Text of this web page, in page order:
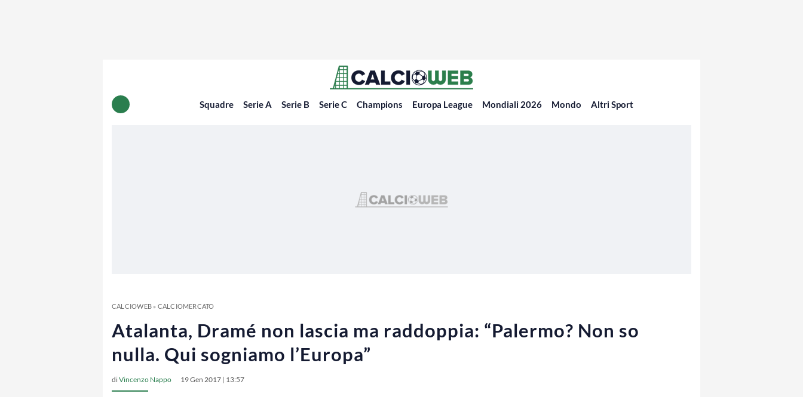
Squadre Serie A Serie B Serie C Champions Europa League Mondiali 2026 Mondo Altri Sport
CALCIOWEB» CALCIOMERCATO
Atalanta, Dramé non lascia ma raddoppia: “Palermo? Non so
nulla. Qui sogniamo l’Europa”
diVincenzo Nappo 19 Gen 2017 | 13:57